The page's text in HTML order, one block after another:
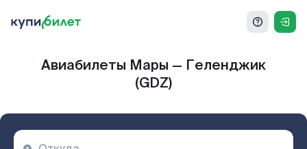
Авиабилеты Мары — Геленджик
(GDZ)